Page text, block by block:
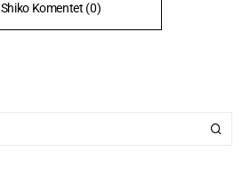
Shiko Komentet (0)